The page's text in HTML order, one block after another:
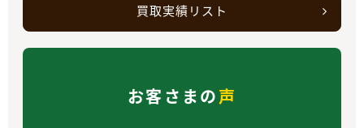
買取実績リスト
お客さまの声